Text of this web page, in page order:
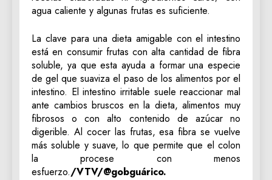
agua caliente y algunas frutas es suficiente.
La clave para una dieta amigable con el intestino
está en consumir frutas con alta cantidad de fibra
soluble, ya que esta ayuda a formar una especie
de gel que suaviza el paso de los alimentos por el
intestino. El intestino irritable suele reaccionar mal
ante cambios bruscos en la dieta, alimentos muy
fibrosos o con alto contenido de azúcar no
digerible. Al cocer las frutas, esa fibra se vuelve
más soluble y suave, lo que permite que el colon
la procese con menos
esfuerzo./VTV/@gobguárico.